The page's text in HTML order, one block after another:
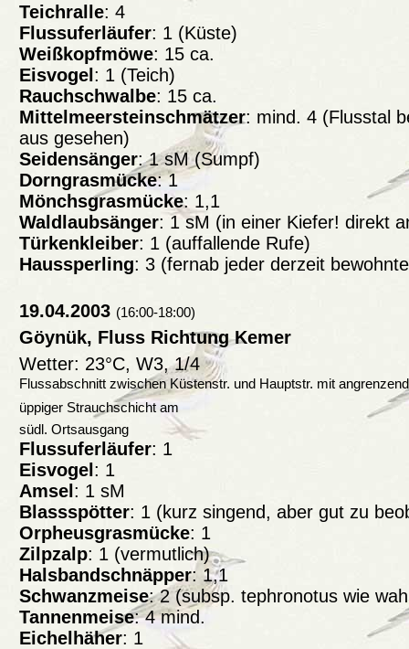
Teichralle: 4
Flussuferläufer: 1 (Küste)
Weißkopfmöwe: 15 ca.
Eisvogel : 1 (Teich)
Rauchschwalbe: 15 ca.
Mittelmeersteinschmätzer: mind. 4 (Flusstal
aus gesehen)
Seidensänger: 1 sM (Sumpf)
Dorngrasmücke: 1
Mönchsgrasmücke: 1,1
Waldlaubsänger: 1 sM (in einer Kiefer! direkt
Türkenkleiber: 1 (auffallende Rufe)
Haussperling: 3 (fernab jeder derzeit
19.04.2003 (16:00-18:00)
Göynük, Fluss Richtung Kemer
Wetter: 23°C, W3, 1/4
Flussabschnitt zwischen Küstenstr. und Hauptstr. mit
üppiger Strauchschicht am
südl. Ortsausgang
Flussuferläufer: 1
Eisvogel : 1
Amsel : 1 sM
Blassspötter: 1 (kurz singend, aber gut zu
Orpheusgrasmücke: 1
Zilpzalp: 1 (vermutlich)
Halsbandschnäpper: 1,1
Schwanzmeise: 2 (subsp. tephronotus wie
Tannenmeise: 4 mind.
Eichelhäher: 1